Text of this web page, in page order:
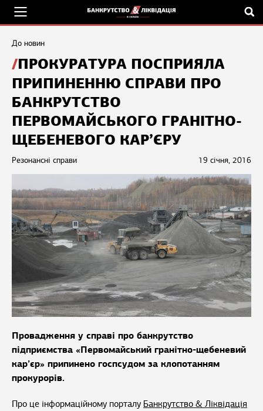
До новин
ПРОКУРАТУРА ПОСПРИЯЛА
ПРИПИНЕННЮ СПРАВИ ПРО
БАНКРУТСТВО
ПЕРВОМАЙСЬКОГО ГРАНІТНО-
ЩЕБЕНЕВОГО КАР’ЄРУ
19 січня, 2016
Резонансні справи
Провадження у справі про банкрутство
підприємства «Первомайський гранітно-щебеневий
кар’єр» припинено госпсудом за клопотанням
прокурорів.
Про це інформаційному порталу Банкрутство & Ліквідація